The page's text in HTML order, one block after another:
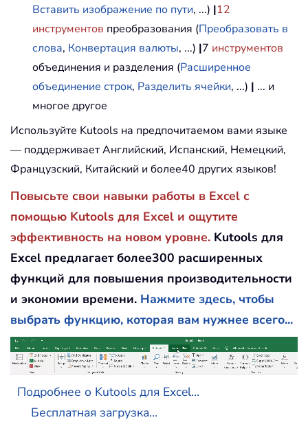
Вставить изображение по пути, ...) |12
инструментов преобразования (Преобразовать в
слова, Конвертация валюты, ...) |7 инструментов
объединения и разделения (Расширенное
объединение строк, Разделить ячейки, ...) | ... и
многое другое
Используйте Kutools на предпочитаемом вами языке
— поддерживает Английский, Испанский, Немецкий,
Французский, Китайский и более40 других языков!
Повысьте свои навыки работы в Excel с
помощью Kutools для Excel и ощутите
эффективность на новом уровне. Kutools для
Excel предлагает более300 расширенных
функций для повышения производительности
и экономии времени. Нажмите здесь, чтобы
выбрать функцию, которая вам нужнее всего...
Подробнее о Kutools для Excel...
Бесплатная загрузка...